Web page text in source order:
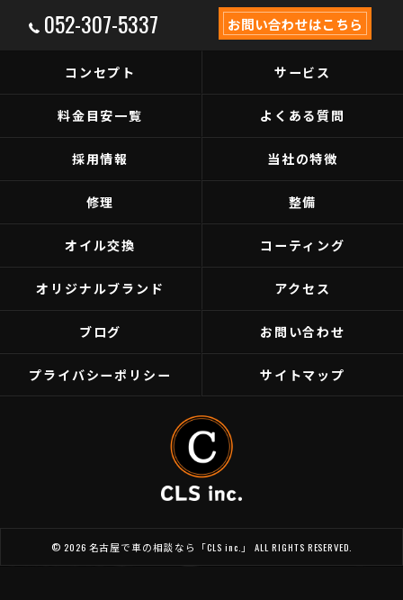
052-307-5337 お問い合わせはこちら
コンセプト サービス
料金目安一覧 よくある質問
採用情報 当社の特徴
修理 整備
オイル交換 コーティング
オリジナルブランド アクセス
ブログ お問い合わせ
プライバシーポリシー サイトマップ
© 2026 名古屋で車の相談なら「CLS inc.」 ALL RIGHTS RESERVED.